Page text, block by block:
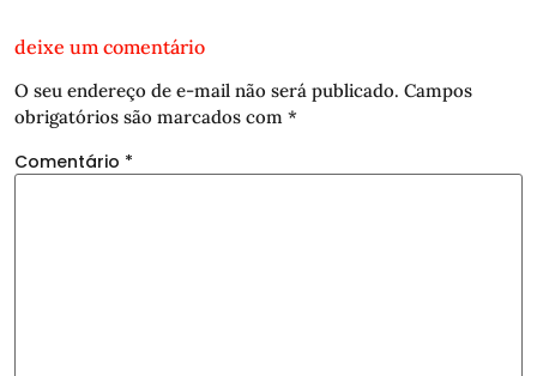
deixe um comentário
O seu endereço de e-mail não será publicado. Campos
obrigatórios são marcados com *
Comentário *